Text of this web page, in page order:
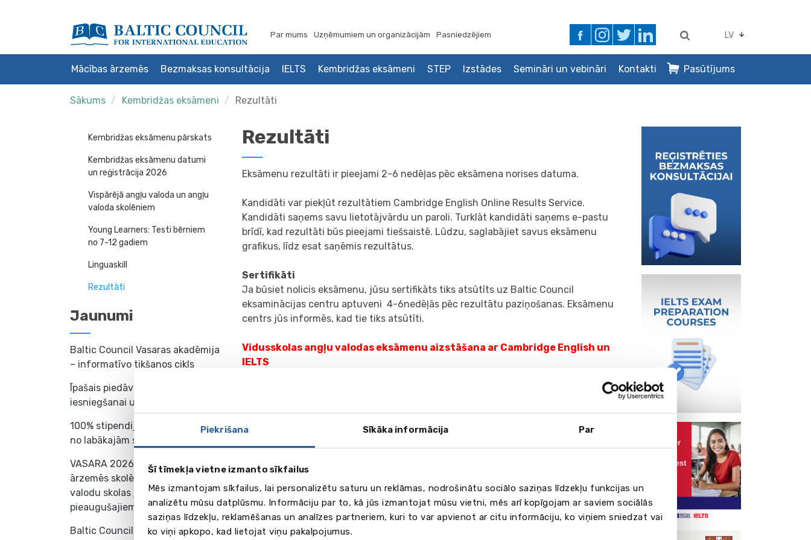
Piekrišana Sīkāka informācija Par
Šī tīmekļa vietne izmanto sīkfailus
Mēs izmantojam sīkfailus, lai personalizētu saturu un reklāmas, nodrošinātu sociālo saziņas līdzekļu funkcijas un
analizētu mūsu datplūsmu. Informāciju par to, kā jūs izmantojat mūsu vietni, mēs arī kopīgojam ar saviem sociālās
saziņas līdzekļu, reklamēšanas un analīzes partneriem, kuri to var apvienot ar citu informāciju, ko viņiem sniedzat vai
ko viņi apkopo, kad lietojat viņu pakalpojumus.
Par mums Uzņēmumiem un organizācijām Pasniedzējiem LV
Mācības ārzemēs Bezmaksas konsultācija IELTS Kembridžas eksāmeni STEP Izstādes Semināri un vebināri Kontakti Pasūtījums
Sākums Kembridžas eksāmeni Rezultāti
Kembridžas eksāmenu pārskats
Kembridžas eksāmenu datumi
un reģistrācija 2026
Vispārējā angļu valoda un angļu
valoda skolēniem
Young Learners: Testi bērniem
no 7-12 gadiem
Linguaskill
Rezultāti
Jaunumi
Baltic Council Vasaras akadēmija
– informatīvo tikšanos cikls
Īpašais piedāvājums dokumentu
iesniegšanai universitātē
100% stipendijas mācībām vienā
no labākajām skolām Eiropā!
VASARA 2026 – valodu nometnes
ārzemēs skolēniem (7-18 gadi) un
valodu skolas jauniešiem un
pieaugušajiem
Baltic Council for International
Rezultāti
Eksāmenu rezultāti ir pieejami 2-6 nedēļas pēc eksāmena norises datuma.
Kandidāti var piekļūt rezultātiem Cambridge English Online Results Service.
Kandidāti saņems savu lietotājvārdu un paroli. Turklāt kandidāti saņems e-pastu
brīdī, kad rezultāti būs pieejami tiešsaistē. Lūdzu, saglabājiet savus eksāmenu
grafikus, līdz esat saņēmis rezultātus.
Sertifikāti
Ja būsiet nolicis eksāmenu, jūsu sertifikāts tiks atsūtīts uz Baltic Council
eksaminācijas centru aptuveni 4-6nedēļās pēc rezultātu paziņošanas. Eksāmenu
centrs jūs informēs, kad tie tiks atsūtīti.
Vidusskolas angļu valodas eksāmenu aizstāšana ar Cambridge English un
IELTS
Svešvalodas eksāmenu optimālajā vai augstākajā mācību satura apguves līmenī
Pārbaudījumā iegūtais vērtējums atbilstoši Eiropas kopīgajās pamatnostādnēs
valodu apguvei noteiktajiem valodas prasmes līmeņiem nav zemāks par B2 līmeni,
aizstājot optimālā mācību satura apguves līmeņa eksāmenu, vai C1, aizstājot
Svarīgi, lai starptautiskas institūcijas pārbaudījumu skolēns ir nokārtojis vispārējās
vidējās izglītības apguves laikā un šīs institūcijas izdotais dokuments par
pārbaudījumā iegūto vērtējumu atbilstoši tajā norādītajam derīguma termiņam ir
derīgs paredzētā svešvalodas eksāmena norises dienā.